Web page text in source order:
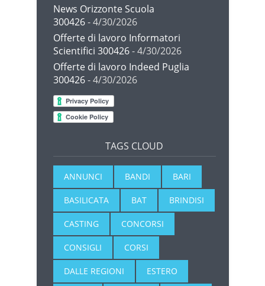
News Orizzonte Scuola
300426- 4/30/2026
Offerte di lavoro Informatori
Scientifici 300426- 4/30/2026
Offerte di lavoro Indeed Puglia
300426- 4/30/2026
TAGS CLOUD
ANNUNCI BANDI BARI
BASILICATA BAT BRINDISI
CASTING CONCORSI
CONSIGLI CORSI
DALLE REGIONI ESTERO